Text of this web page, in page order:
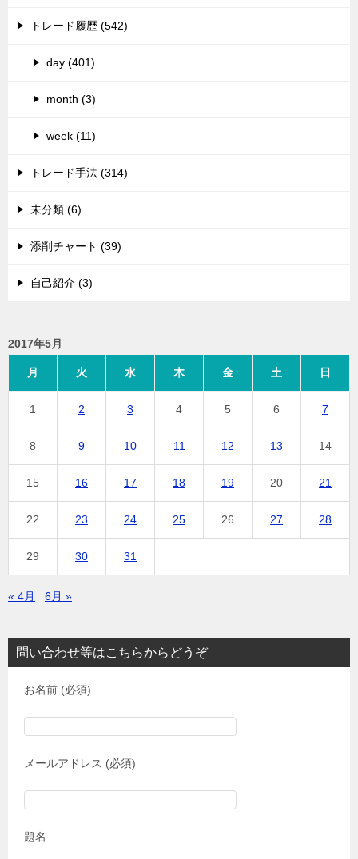
トレード履歴 (542)
day (401)
month (3)
week (11)
トレード手法 (314)
未分類 (6)
添削チャート (39)
自己紹介 (3)
2017年5月
月 火 水 木 金 土 日
1 2 3 4 5 6 7
8 9 10 11 12 13 14
15 16 17 18 19 20 21
22 23 24 25 26 27 28
29 30 31
« 4月 6月 »
問い合わせ等はこちらからどうぞ
お名前 (必須)
メールアドレス (必須)
題名